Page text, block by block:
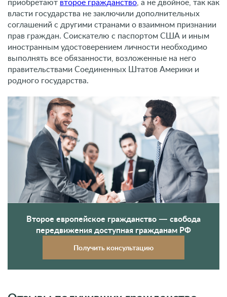
приобретают второе гражданство, а не двойное, так как
власти государства не заключили дополнительных
соглашений с другими странами о взаимном признании
прав граждан. Соискателю с паспортом США и иным
иностранным удостоверением личности необходимо
выполнять все обязанности, возложенные на него
правительствами Соединенных Штатов Америки и
родного государства.
Второе европейское гражданство — свобода
передвижения доступная гражданам РФ
Получить консультацию